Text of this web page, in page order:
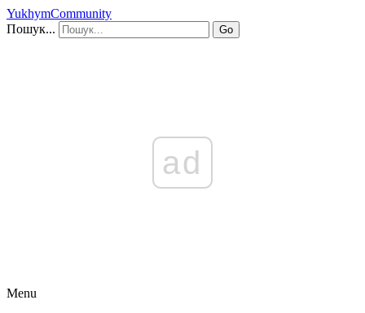
YukhymCommunity
Пошук...
Go
ad
Menu